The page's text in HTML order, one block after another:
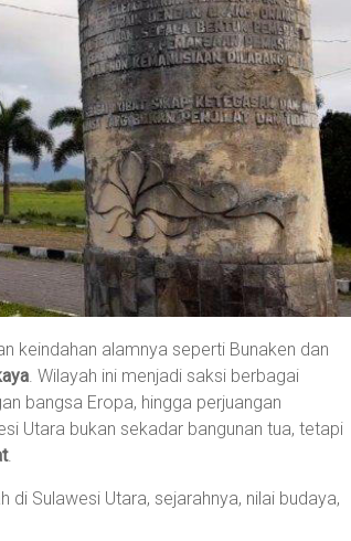
keindahan alamnya seperti Bunaken dan
. Wilayah ini menjadi saksi berbagai
bangsa Eropa, hingga perjuangan
Utara bukan sekadar bangunan tua, tetapi
.
Sulawesi Utara, sejarahnya, nilai budaya,